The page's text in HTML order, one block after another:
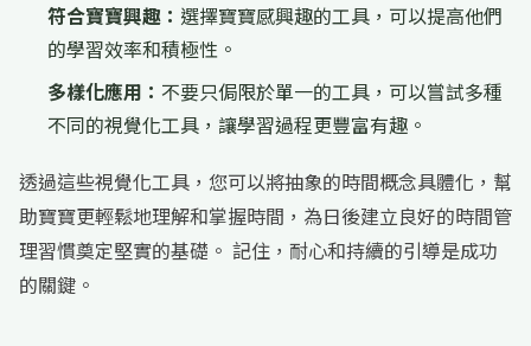
符合寶寶興趣： 選擇寶寶感興趣的工具，可以提高他們
的學習效率和積極性。
多樣化應用： 不要只侷限於單一的工具，可以嘗試多種
不同的視覺化工具，讓學習過程更豐富有趣。
透過這些視覺化工具，您可以將抽象的時間概念具體化，幫
助寶寶更輕鬆地理解和掌握時間，為日後建立良好的時間管
理習慣奠定堅實的基礎。 記住，耐心和持續的引導是成功
的關鍵。